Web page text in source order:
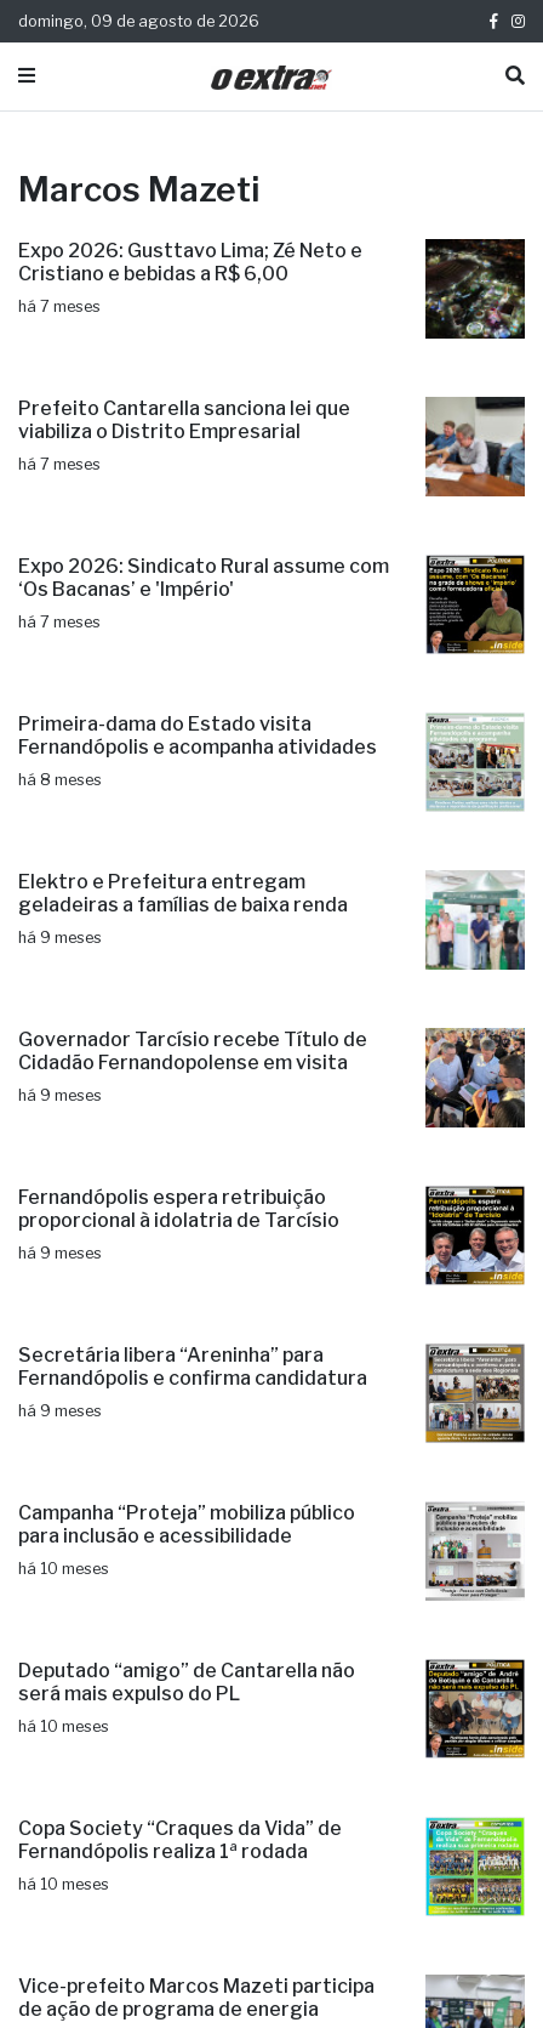
domingo, 09 de agosto de 2026
Marcos Mazeti
Expo 2026: Gusttavo Lima; Zé Neto e
Cristiano e bebidas a R$ 6,00
há 7 meses
Prefeito Cantarella sanciona lei que
viabiliza o Distrito Empresarial
há 7 meses
Expo 2026: Sindicato Rural assume com
‘Os Bacanas’ e 'Império'
há 7 meses
Primeira-dama do Estado visita
Fernandópolis e acompanha atividades
há 8 meses
Elektro e Prefeitura entregam
geladeiras a famílias de baixa renda
há 9 meses
Governador Tarcísio recebe Título de
Cidadão Fernandopolense em visita
há 9 meses
Fernandópolis espera retribuição
proporcional à idolatria de Tarcísio
há 9 meses
Secretária libera “Areninha” para
Fernandópolis e confirma candidatura
há 9 meses
Campanha “Proteja” mobiliza público
para inclusão e acessibilidade
há 10 meses
Deputado “amigo” de Cantarella não
será mais expulso do PL
há 10 meses
Copa Society “Craques da Vida” de
Fernandópolis realiza 1ª rodada
há 10 meses
Vice-prefeito Marcos Mazeti participa
de ação de programa de energia